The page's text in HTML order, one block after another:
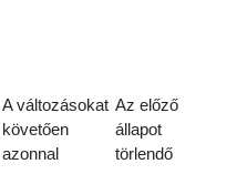
A változásokat
követően
azonnal
Az előző
állapot
törlendő